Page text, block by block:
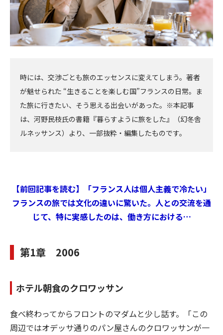
時には、交渉ごとも旅のエッセンスに変えてしまう。著者
が魅せられた “生きることを楽しむ国”フランスの日常。ま
た旅に行きたい、そう思える出会いがあった。※本記事
は、河野民枝氏の書籍『暮らすように旅をした』（幻冬舎
ルネッサンス）より、一部抜粋・編集したものです。
【前回記事を読む】「フランス人は個人主義で冷たい」
フランスの旅では文化の違いに驚いた。人との交流を通
じて、特に実感したのは、働き方における…
第1章 2006
ホテル朝食のクロワッサン
食べ終わってからフロントのマダムと少し話す。「この
周辺ではオデッサ通りのパン屋さんのクロワッサンが一